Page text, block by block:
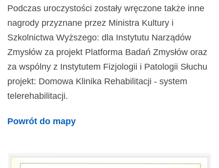
Podczas uroczystości zostały wręczone także inne
nagrody przyznane przez Ministra Kultury i
Szkolnictwa Wyższego: dla Instytutu Narządów
Zmysłów za projekt Platforma Badań Zmysłów oraz
za wspólny z Instytutem Fizjologii i Patologii Słuchu
projekt: Domowa Klinika Rehabilitacji - system
telerehabilitacji.
Powrót do mapy